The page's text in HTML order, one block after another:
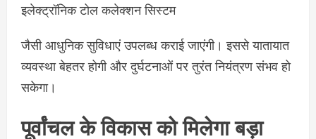
इलेक्ट्रॉनिक टोल कलेक्शन सिस्टम
जैसी आधुनिक सुविधाएं उपलब्ध कराई जाएंगी। इससे यातायात
व्यवस्था बेहतर होगी और दुर्घटनाओं पर तुरंत नियंत्रण संभव हो
सकेगा।
पूर्वांचल के विकास को मिलेगा बड़ा